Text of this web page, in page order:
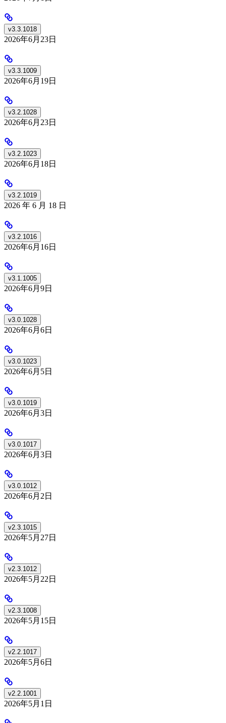
v3.3.1018
2026年6月23日
v3.3.1009
2026年6月19日
v3.2.1028
2026年6月23日
v3.2.1023
2026年6月18日
v3.2.1019
2026 年 6 月 18 日
v3.2.1016
2026年6月16日
v3.1.1005
2026年6月9日
v3.0.1028
2026年6月6日
v3.0.1023
2026年6月5日
v3.0.1019
2026年6月3日
v3.0.1017
2026年6月3日
v3.0.1012
2026年6月2日
v2.3.1015
2026年5月27日
v2.3.1012
2026年5月22日
v2.3.1008
2026年5月15日
v2.2.1017
2026年5月6日
v2.2.1001
2026年5月1日